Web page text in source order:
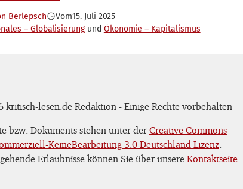
Berlepsch Vom15. Juli 2025
– Globalisierung Ökonomie – Kapitalismus
lesen.de Redaktion - Einige Rechte vorbehalten
bzw. Dokuments stehen unter der Creative Commons
KeineBearbeitung 3.0 Deutschland Lizenz.
Erlaubnisse können Sie über unsere Kontaktseite